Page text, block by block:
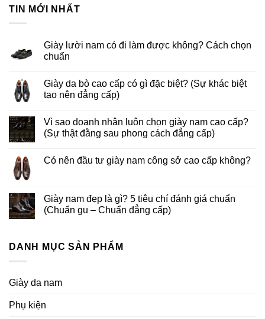
TIN MỚI NHẤT
Giày lười nam có đi làm được không? Cách chọn
chuẩn
Giày da bò cao cấp có gì đặc biệt? (Sự khác biệt
tạo nên đẳng cấp)
Vì sao doanh nhân luôn chọn giày nam cao cấp?
(Sự thật đằng sau phong cách đẳng cấp)
Có nên đầu tư giày nam công sở cao cấp không?
Giày nam đẹp là gì? 5 tiêu chí đánh giá chuẩn
(Chuẩn gu – Chuẩn đẳng cấp)
DANH MỤC SẢN PHẨM
Giày da nam
Phụ kiện